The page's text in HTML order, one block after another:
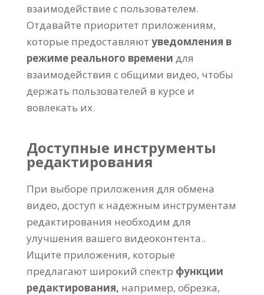
взаимодействие с пользователем.
Отдавайте приоритет приложениям,
которые предоставляют уведомления в
режиме реального времени для
взаимодействия с общими видео, чтобы
держать пользователей в курсе и
вовлекать их.
Доступные инструменты
редактирования
При выборе приложения для обмена
видео, доступ к надежным инструментам
редактирования необходим для
улучшения вашего видеоконтента..
Ищите приложения, которые
предлагают широкий спектр функции
редактирования, например, обрезка,